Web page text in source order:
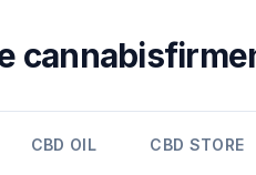
CBD OIL CBD STORE